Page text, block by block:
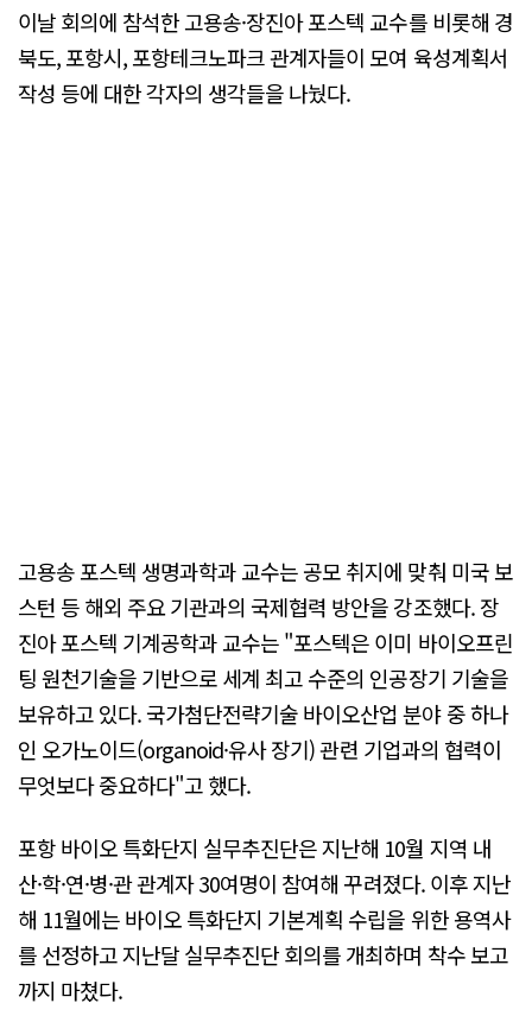
이날 회의에 참석한 고용송·장진아 포스텍 교수를 비롯해 경
북도, 포항시, 포항테크노파크 관계자들이 모여 육성계획서
작성 등에 대한 각자의 생각들을 나눴다.
고용송 포스텍 생명과학과 교수는 공모 취지에 맞춰 미국 보
스턴 등 해외 주요 기관과의 국제협력 방안을 강조했다. 장
진아 포스텍 기계공학과 교수는 "포스텍은 이미 바이오프린
팅 원천기술을 기반으로 세계 최고 수준의 인공장기 기술을
보유하고 있다. 국가첨단전략기술 바이오산업 분야 중 하나
인 오가노이드(organoid·유사 장기) 관련 기업과의 협력이
무엇보다 중요하다"고 했다.
포항 바이오 특화단지 실무추진단은 지난해 10월 지역 내
산·학·연·병·관 관계자 30여명이 참여해 꾸려졌다. 이후 지난
해 11월에는 바이오 특화단지 기본계획 수립을 위한 용역사
를 선정하고 지난달 실무추진단 회의를 개최하며 착수 보고
까지 마쳤다.